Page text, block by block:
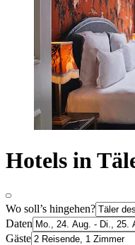
Hotels in
Wo soll’s hingehen?
Daten
Gäste